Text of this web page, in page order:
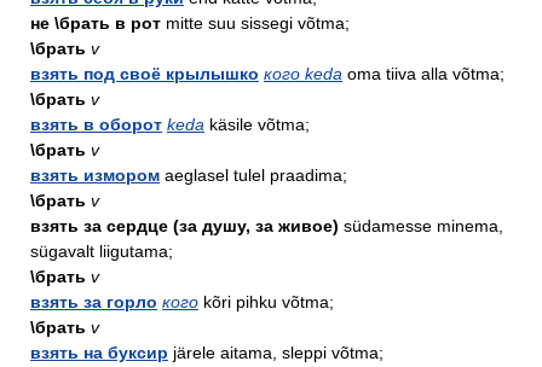
не \брать в рот mitte suu sissegi võtma;
\брать v
взять под своё крылышко кого keda oma tiiva alla võtma;
\брать v
взять в оборот keda käsile võtma;
\брать v
взять измором aeglasel tulel praadima;
\брать v
взять за сердце (за душу, за живое) südamesse minema,
sügavalt liigutama;
\брать v
взять за горло кого kõri pihku võtma;
\брать v
взять на буксир järele aitama, sleppi võtma;